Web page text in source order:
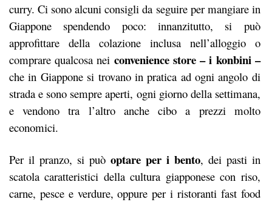
curry. Ci sono alcuni consigli da seguire per mangiare in
Giappone spendendo poco: innanzitutto, si può
approfittare della colazione inclusa nell’alloggio o
comprare qualcosa nei convenience store – i konbini –
che in Giappone si trovano in pratica ad ogni angolo di
strada e sono sempre aperti, ogni giorno della settimana,
e vendono tra l’altro anche cibo a prezzi molto
economici.
Per il pranzo, si può optare per i bento, dei pasti in
scatola caratteristici della cultura giapponese con riso,
carne, pesce e verdure, oppure per i ristoranti fast food